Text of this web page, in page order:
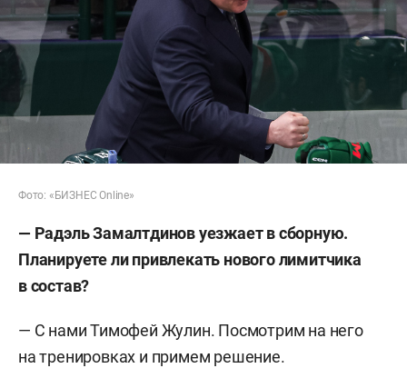
Фото: «БИЗНЕС Online»
— Радэль Замалтдинов уезжает в сборную.
Планируете ли привлекать нового лимитчика
в состав?
— С нами Тимофей Жулин. Посмотрим на него
на тренировках и примем решение.